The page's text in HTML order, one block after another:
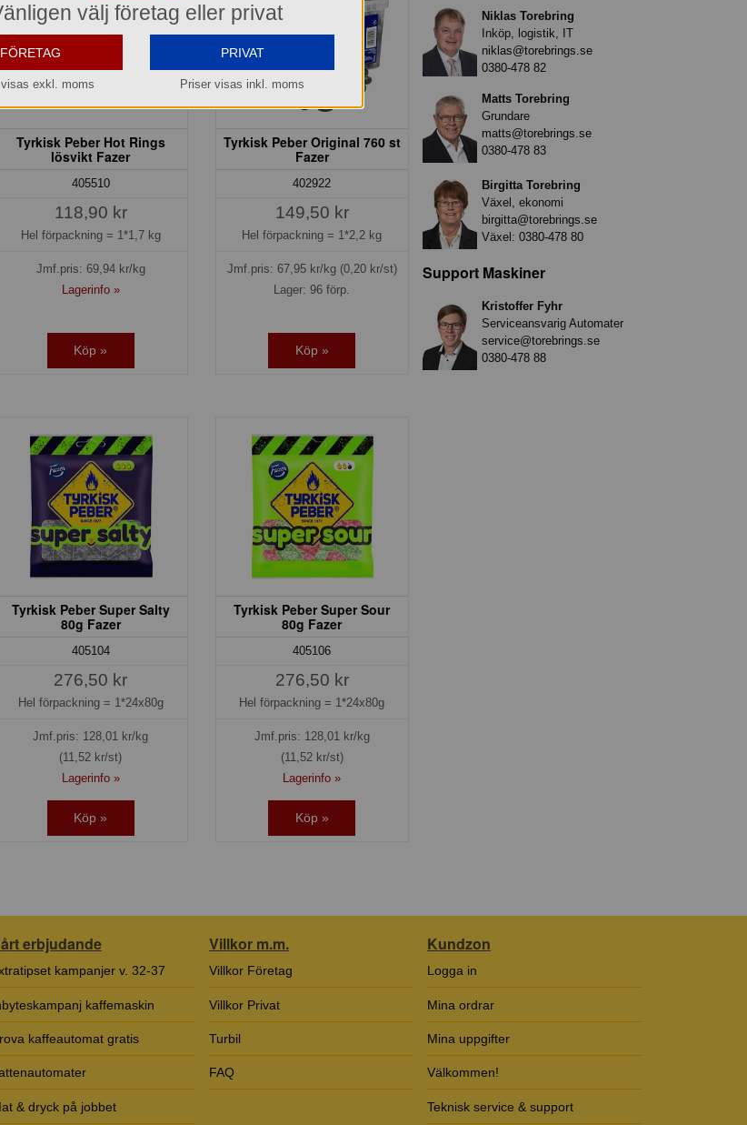
Tyrkisk Peber Hot Rings
lösvikt Fazer
405510
118,90 kr
Hel förpackning = 1*1,7 kg
Jmf.pris: 69,94kr/kg
Lagerinfo »
Köp »
Tyrkisk Peber Original 760 st
Fazer
402922
149,50 kr
Hel förpackning = 1*2,2 kg
Jmf.pris: 67,95kr/kg (0,20 kr/st)
Lager: 96 förp.
Köp »
Tyrkisk Peber Super Salty
80g Fazer
405104
276,50 kr
Hel förpackning = 1*24x80g
Jmf.pris: 128,01 kr/kg
(11,52 kr/st)
Lagerinfo »
Köp »
Tyrkisk Peber Super Sour
80g Fazer
405106
276,50 kr
Hel förpackning = 1*24x80g
Jmf.pris: 128,01 kr/kg
(11,52 kr/st)
Lagerinfo »
Köp »
Niklas Torebring
Inköp, logistik, IT
niklas@torebrings.se
0380-478 82
Matts Torebring
Grundare
matts@torebrings.se
0380-478 83
Birgitta Torebring
Växel, ekonomi
birgitta@torebrings.se
Växel: 0380-478 80
Support Maskiner
Kristoffer Fyhr
Serviceansvarig Automater
service@torebrings.se
0380-478 88
erbjudande
kampanjer v. 32-37
kaffemaskin
kaffeautomat gratis
& dryck på jobbet
Villkor m.m.
Villkor Företag
Villkor Privat
Turbil
FAQ
Kundzon
Logga in
Mina ordrar
Mina uppgifter
Välkommen!
Teknisk service & support
välj företag eller privat
FÖRETAG
visas exkl. moms
PRIVAT
Priser visas inkl. moms